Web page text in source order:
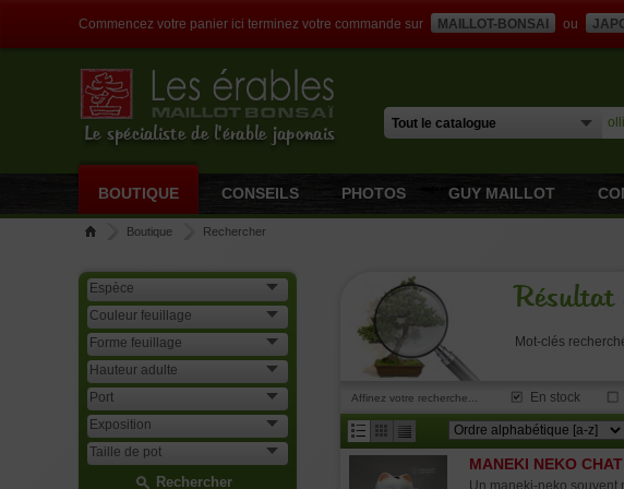
Commencez votre panier ici terminez votre commande sur MAILLOT-BONSAI ou
Le spécialiste de l'érable japonais
BOUTIQUE CONSEILS PHOTOS GUY MAILLOT
Boutique Rechercher
Rechercher
Résultat
Mot-clés
Affinez votre recherche... En stock
MANEKI NEKO
Un maneki-neko souvent